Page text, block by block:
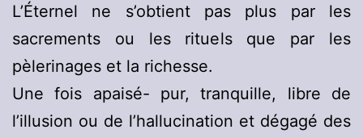
L’Éternel ne s’obtient pas plus par les
sacrements ou les rituels que par les
pèlerinages et la richesse.
Une fois apaisé- pur, tranquille, libre de
l’illusion ou de l’hallucination et dégagé des